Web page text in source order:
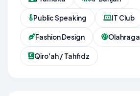
Public Speaking IT Club
Fashion Design Olahraga
Qiro'ah / Tahfidz